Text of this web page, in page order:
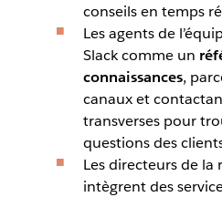
conseils en temps
Les agents de
Slack comme un
connaissances,
canaux et
transverses pour
questions des
Les directeurs de
intègrent des